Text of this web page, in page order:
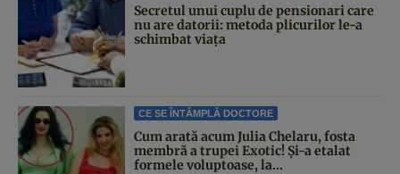
Secretul unui cuplu de pensionari care
nu are datorii: metoda plicurilor le-a
schimbat viața
CE SE ÎNTÂMPLĂ DOCTORE
Cum arată acum Julia Chelaru, fosta
membră a trupei Exotic! Și-a etalat
formele voluptoase, la...